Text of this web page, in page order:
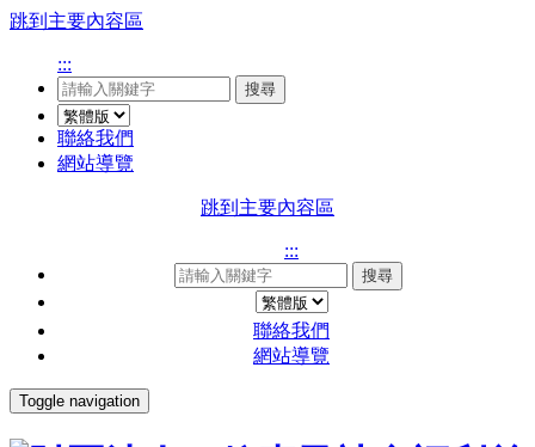
跳到主要內容區
:::
搜尋
聯絡我們
網站導覽
跳到主要內容區
:::
搜尋
聯絡我們
網站導覽
Toggle navigation